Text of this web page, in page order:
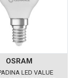
OSRAM
LED VALUE